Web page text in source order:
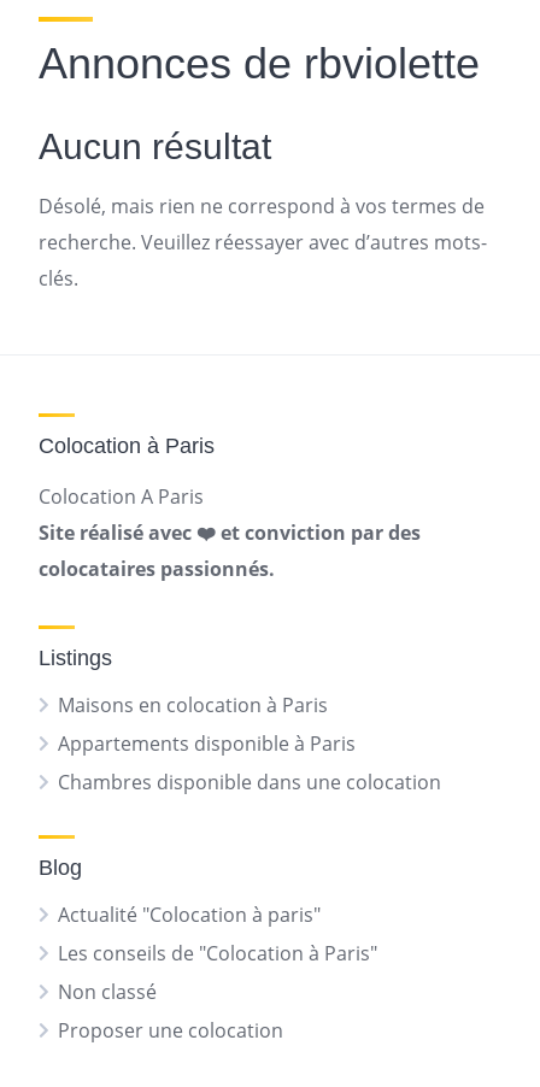
Annonces de rbviolette
Aucun résultat
Désolé, mais rien ne correspond à vos termes de
recherche. Veuillez réessayer avec d’autres mots-
clés.
Colocation à Paris
Colocation A Paris
Site réalisé avec ❤️ et conviction par des
colocataires passionnés.
Listings
Maisons en colocation à Paris
Appartements disponible à Paris
Chambres disponible dans une colocation
Blog
Actualité "Colocation à paris"
Les conseils de "Colocation à Paris"
Non classé
Proposer une colocation